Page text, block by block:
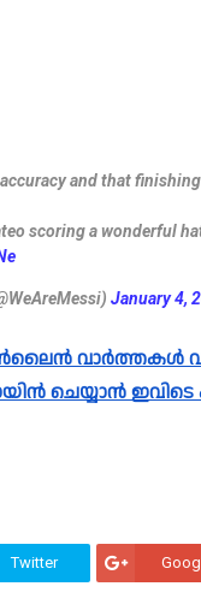
and that
scoring a wonderful
January 4,
ചെയ്യാൻ ഇവിടെ
Twitter